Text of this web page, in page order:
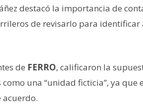
destacó la importancia de
de revisarlo para identificar
de FERRO, calificaron la
una “unidad ficticia”, ya que
acuerdo.